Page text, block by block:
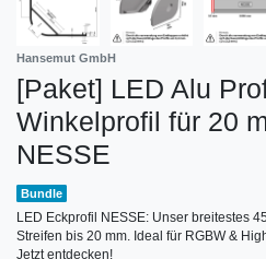
Hansemut GmbH
[Paket] LED Alu
Winkelprofil für 20
NESSE
Bundle
LED Eckprofil NESSE: Unser breitestes
Streifen bis 20 mm. Ideal für RGBW &
Jetzt entdecken!